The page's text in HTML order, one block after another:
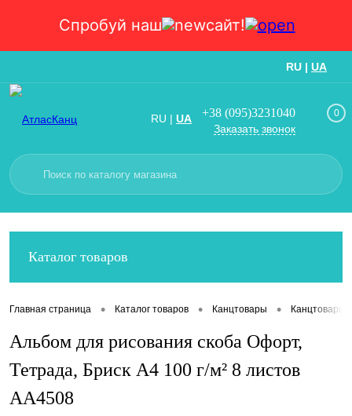
Спробуй наш сайт!
RU | UA
RU | UA +38 (095)3231040
Заказать звонок
0
Каталог товаров
Главная страница • Каталог товаров • Канцтовары • Канцтовары
Альбом для рисования скоба Офорт,
Тетрада, Бриск А4 100 г/м² 8 листов
АА4508